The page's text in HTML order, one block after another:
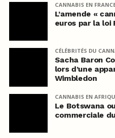
CANNABIS EN
L’amende «
euros par la loi
CÉLÉBRITÉS DU
Sacha Baron
lors d’une
Wimbledon
CANNABIS EN
Le Botswana
commerciale